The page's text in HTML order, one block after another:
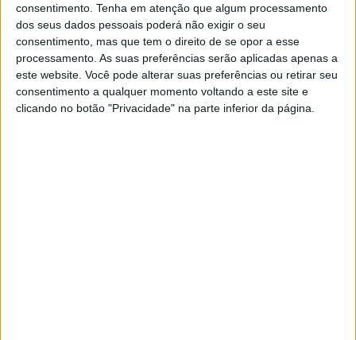
consentimento. Tenha em atenção que algum processamento
dos seus dados pessoais poderá não exigir o seu
consentimento, mas que tem o direito de se opor a esse
processamento. As suas preferências serão aplicadas apenas a
este website. Você pode alterar suas preferências ou retirar seu
consentimento a qualquer momento voltando a este site e
clicando no botão "Privacidade" na parte inferior da página.
RELACIONADOS